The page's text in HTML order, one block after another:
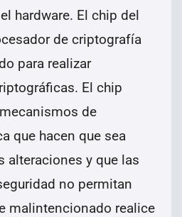
hardware. El chip del
de criptografía
para realizar
El chip
de
que hacen que sea
alteraciones y que las
no permitan
malintencionado realice